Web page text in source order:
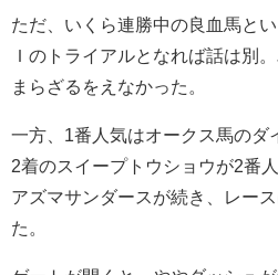
ただ、いくら連勝中の良血馬と
Ｉのトライアルとなれば話は別
まらざるをえなかった。
一方、1番人気はオークス馬のダ
2着のスイープトウショウが2番
アズマサンダースが続き、レー
た。